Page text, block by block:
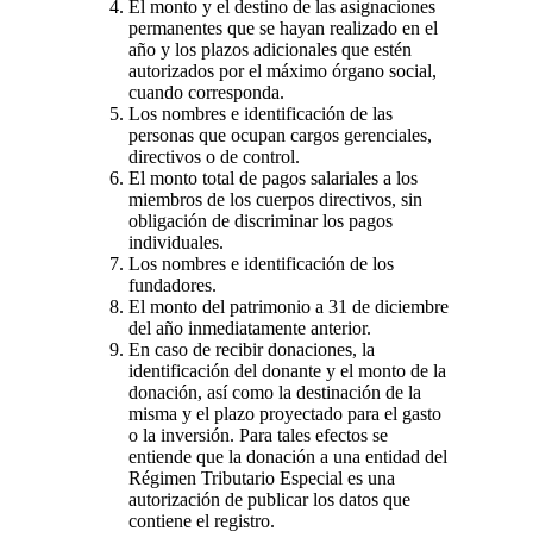
El monto y el destino de las asignaciones
permanentes que se hayan realizado en el
año y los plazos adicionales que estén
autorizados por el máximo órgano social,
cuando corresponda.
Los nombres e identificación de las
personas que ocupan cargos gerenciales,
directivos o de control.
El monto total de pagos salariales a los
miembros de los cuerpos directivos, sin
obligación de discriminar los pagos
individuales.
Los nombres e identificación de los
fundadores.
El monto del patrimonio a 31 de diciembre
del año inmediatamente anterior.
En caso de recibir donaciones, la
identificación del donante y el monto de la
donación, así como la destinación de la
misma y el plazo proyectado para el gasto
o la inversión. Para tales efectos se
entiende que la donación a una entidad del
Régimen Tributario Especial es una
autorización de publicar los datos que
contiene el registro.